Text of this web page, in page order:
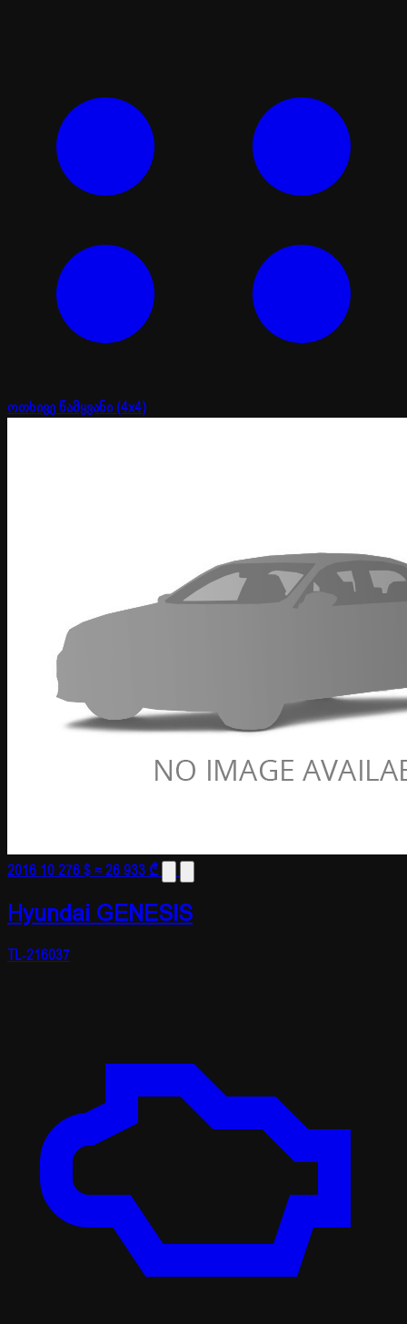
ოთხივე წამყვანი (4x4)
2016 10 276 $≈ 26 933 ₾
Hyundai GENESIS
TL-216037